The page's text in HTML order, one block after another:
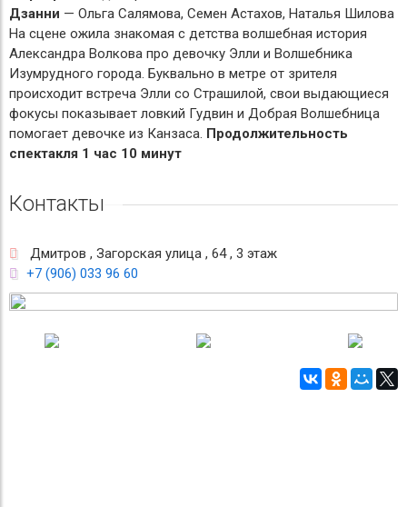
Дзанни — Ольга Салямова, Семен Астахов, Наталья Шилова
На сцене ожила знакомая с детства волшебная история
Александра Волкова про девочку Элли и Волшебника
Изумрудного города. Буквально в метре от зрителя
происходит встреча Элли со Страшилой, свои выдающиеся
фокусы показывает ловкий Гудвин и Добрая Волшебница
помогает девочке из Канзаса. Продолжительность
спектакля 1 час 10 минут
Контакты
Дмитров , Загорская улица , 64 , 3 этаж
+7 (906) 033 96 60